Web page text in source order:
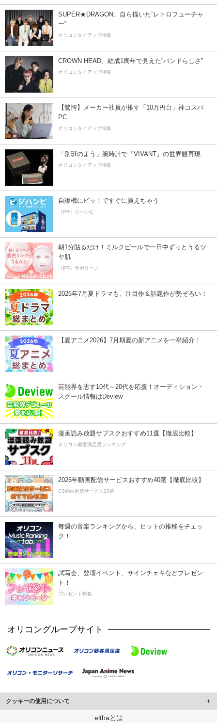
SUPER★DRAGON、自ら描いた”レトロフューチャ
ー”
オリコンタイアップ特集
CROWN HEAD、結成1周年で見えた”バンドらしさ”
オリコンタイアップ特集
【驚愕】メーカー社員が推す「10万円台」神コスパ
PC
オリコンタイアップ特集
「別班のよう」腕時計で『VIVANT』の世界観再現
オリコンタイアップ特集
自販機にピッ！ですぐに買えちゃう
（PR）ジハンピ
朝1分貼るだけ！ミルクピールで一日中ずっとうるツ
ヤ肌
（PR）サボリーノ
2026年7月夏ドラマも、注目作＆話題作が勢ぞろい！
【夏アニメ2026】7月期夏の新アニメを一挙紹介！
芸能界を志す10代～20代を応援！オーディション・
スクール情報はDeview
漫画読み放題サブスクおすすめ11選【徹底比較】
オリコン顧客満足度ランキング
2026年動画配信サービスおすすめ40選【徹底比較】
CS動画配信サービス20選
毎週の音楽ランキングから、ヒットの推移をチェッ
ク！
試写会、登壇イベント、サインチェキなどプレゼン
ト！
プレゼント特集
オリコングループサイト
クッキーの使用について
このサイトでは Cookie を使用して、ユーザーに合わせたコンテンツや広告の
elthaとは